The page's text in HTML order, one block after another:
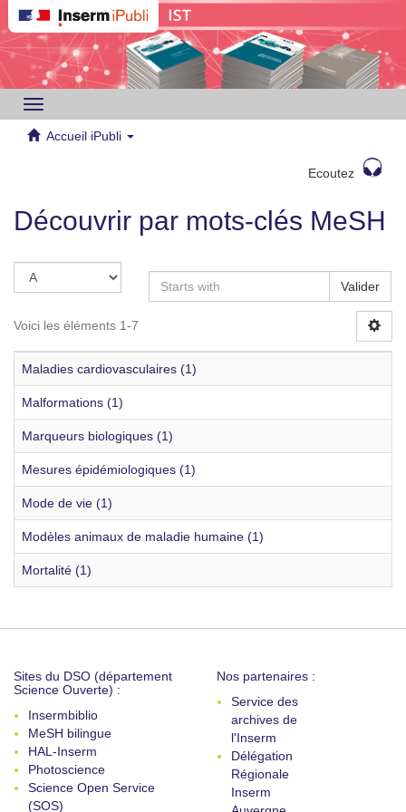
Toggle
navigation
Accueil iPubli
Ecoutez
Découvrir par mots-clés MeSH
Valider
Voici les éléments 1-7
Maladies cardiovasculaires (1)
Malformations (1)
Marqueurs biologiques (1)
Mesures épidémiologiques (1)
Mode de vie (1)
Modèles animaux de maladie humaine (1)
Mortalité (1)
Sites du DSO (département
Science Ouverte) :
Insermbiblio
MeSH bilingue
HAL-Inserm
Photoscience
Science Open Service
(SOS)
Nos partenaires :
Service des
archives de
l'Inserm
Délégation
Régionale
Inserm